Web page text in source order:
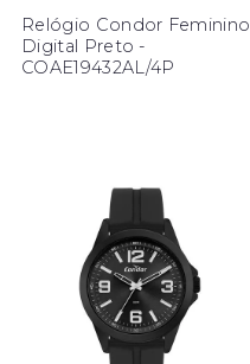
Relógio Condor Feminino
Digital Preto -
COAE19432AL/4P